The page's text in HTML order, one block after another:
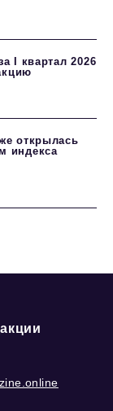
I квартал 2026
открылась
индекса